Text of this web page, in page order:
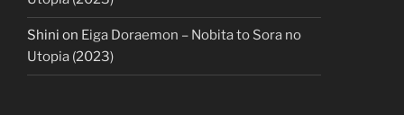
Shini on Eiga Doraemon – Nobita to Sora no
Utopia (2023)